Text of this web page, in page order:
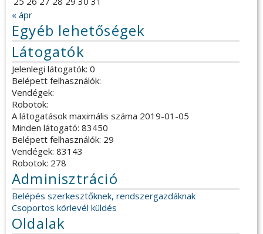
« ápr
Egyéb lehetőségek
Látogatók
Jelenlegi látogatók: 0
Belépett felhasználók:
Vendégek:
Robotok:
A látogatások maximális száma 2019-01-05
Minden látogató: 83450
Belépett felhasználók: 29
Vendégek: 83143
Robotok: 278
Adminisztráció
Belépés szerkesztőknek, rendszergazdáknak
Csoportos körlevél küldés
Oldalak